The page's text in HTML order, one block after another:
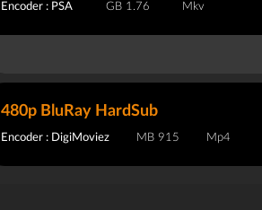
Encoder : PSA 1.76 GB Mkv
480p BluRay HardSub
Encoder : DigiMoviez 915 MB Mp4